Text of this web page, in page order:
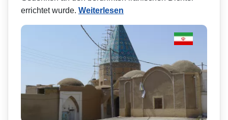
errichtet wurde. Weiterlesen